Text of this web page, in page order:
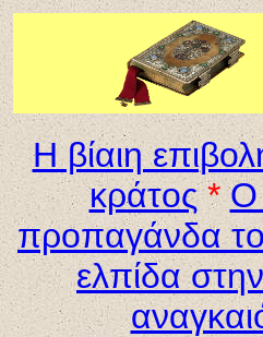
Η βίαιη
κράτος * Ο
προπαγάνδα
ελπίδα